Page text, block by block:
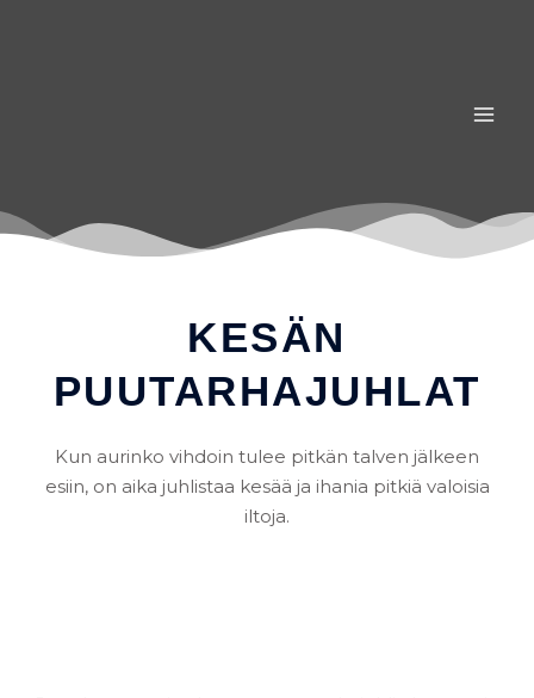
KESÄN
PUUTARHAJUHLAT
Kun aurinko vihdoin tulee pitkän talven jälkeen
esiin, on aika juhlistaa kesää ja ihania pitkiä valoisia
iltoja.